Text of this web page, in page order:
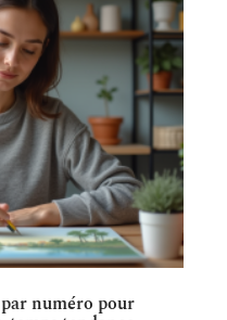
numéro pour